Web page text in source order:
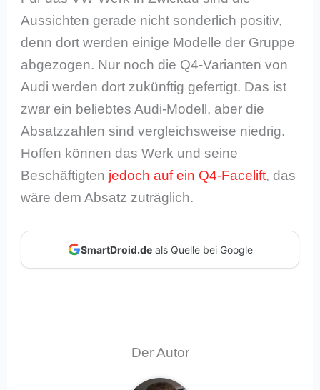
Aussichten gerade nicht sonderlich positiv,
denn dort werden einige Modelle der Gruppe
abgezogen. Nur noch die Q4-Varianten von
Audi werden dort zukünftig gefertigt. Das ist
zwar ein beliebtes Audi-Modell, aber die
Absatzzahlen sind vergleichsweise niedrig.
Hoffen können das Werk und seine
Beschäftigten jedoch auf ein Q4-Facelift, das
wäre dem Absatz zuträglich.
SmartDroid.deals Quelle bei Google
Der Autor